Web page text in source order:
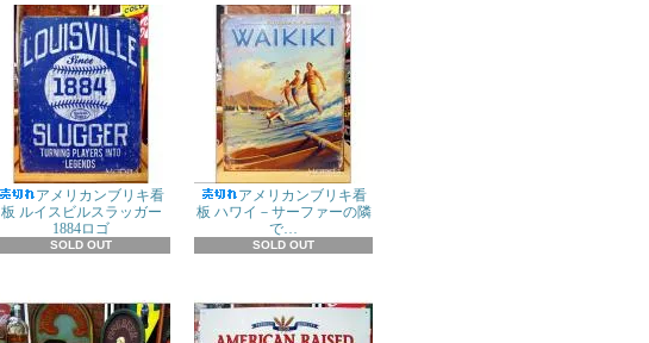
アメリカンブリキ看
板 ルイスビルスラッガー
1884ロゴ
SOLD OUT
アメリカンブリキ看
板 ハワイ－サーファーの隣
で…
SOLD OUT